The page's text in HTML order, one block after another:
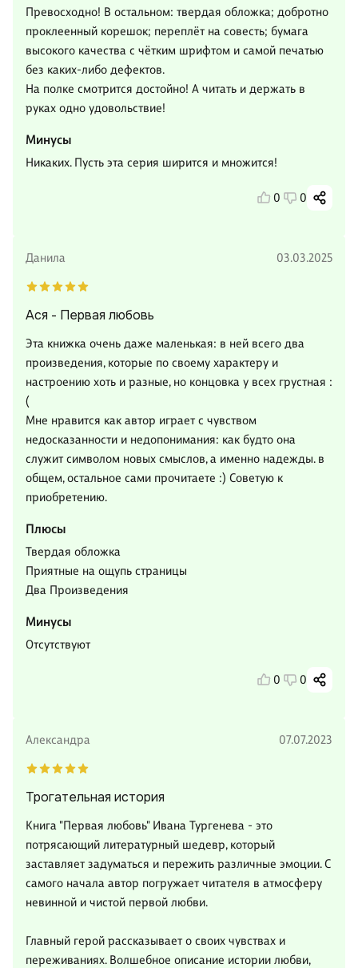
Превосходно! В остальном: твердая обложка; добротно
проклеенный корешок; переплёт на совесть; бумага
высокого качества с чётким шрифтом и самой печатью
без каких-либо дефектов.
На полке смотрится достойно! А читать и держать в
руках одно удовольствие!
Минусы
Никаких. Пусть эта серия ширится и множится!
0 0
Данила 03.03.2025
Ася - Первая любовь
Эта книжка очень даже маленькая: в ней всего два
произведения, которые по своему характеру и
настроению хоть и разные, но концовка у всех грустная :
(
Мне нравится как автор играет с чувством
недосказанности и недопонимания: как будто она
служит символом новых смыслов, а именно надежды. в
общем, остальное сами прочитаете :) Советую к
приобретению.
Плюсы
Твердая обложка
Приятные на ощупь страницы
Два Произведения
Минусы
Отсутствуют
0 0
Александра 07.07.2023
Трогательная история
Книга "Первая любовь" Ивана Тургенева - это
потрясающий литературный шедевр, который
заставляет задуматься и пережить различные эмоции. С
самого начала автор погружает читателя в атмосферу
невинной и чистой первой любви.
Главный герой рассказывает о своих чувствах и
переживаниях. Волшебное описание истории любви,